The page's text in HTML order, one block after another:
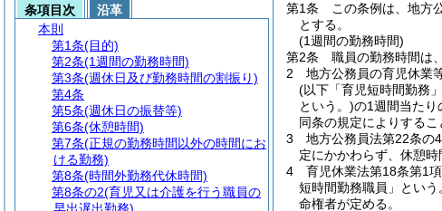
第1条
この条例は、地方
とする。
(1週間の勤務時間)
第2条
職員の勤務時間は
2
地方公務員の育児休業
(以下「育児短時間勤務
という。)の1週間当たり
同条の規定によりする
3
地方公務員法第22条の
定にかかわらず、休憩
4
育児休業法第18条第1
短時間勤務職員」という
命権者が定める。
条項目次
沿革
本則
第1条(目的)
第2条(1週間の勤務時間)
第3条(週休日及び勤務時間の割振り)
第4条
第5条(週休日の振替等)
第6条(休憩時間)
第7条(正規の勤務時間以外の時間にお
ける勤務)
第8条(時間外勤務代休時間)
第8条の2(育児又は介護を行う職員の